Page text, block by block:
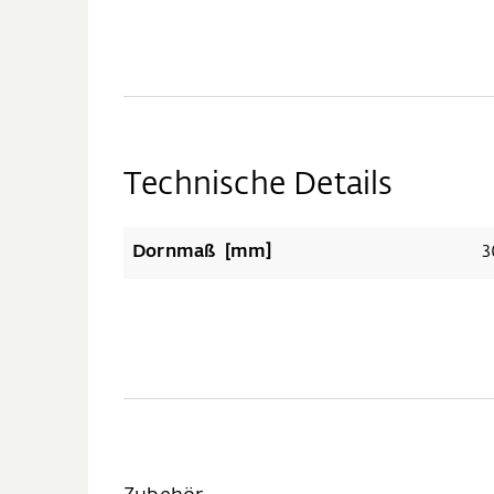
Technische Details
Dornmaß [mm]